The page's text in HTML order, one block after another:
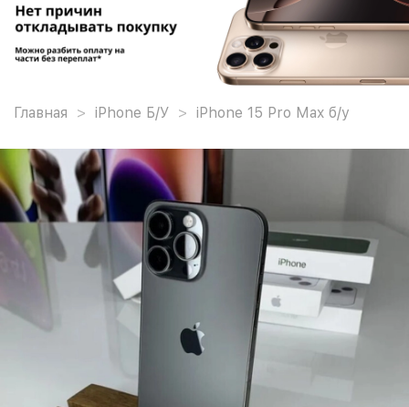
Главная iPhone Б/У iPhone 15 Pro Max б/у